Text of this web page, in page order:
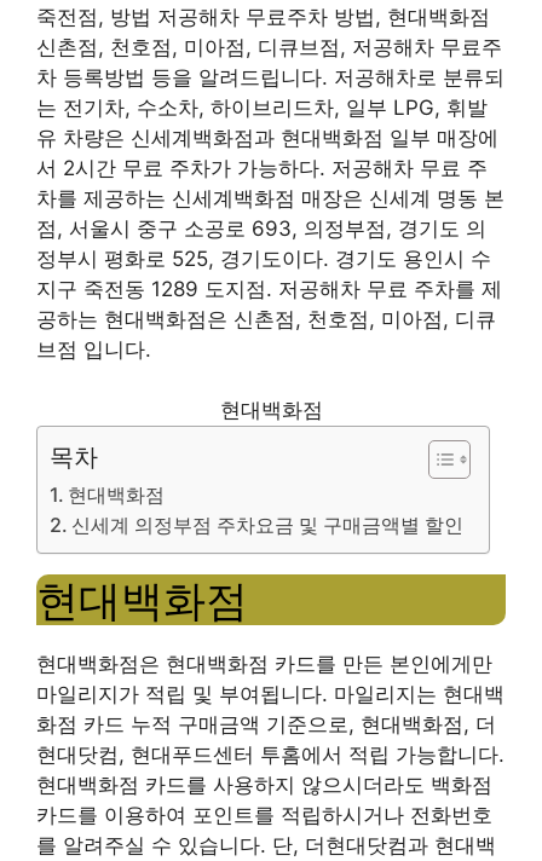
죽전점, 방법 저공해차 무료주차 방법, 현대백화점
신촌점, 천호점, 미아점, 디큐브점, 저공해차 무료주
차 등록방법 등을 알려드립니다. 저공해차로 분류되
는 전기차, 수소차, 하이브리드차, 일부 LPG, 휘발
유 차량은 신세계백화점과 현대백화점 일부 매장에
서 2시간 무료 주차가 가능하다. 저공해차 무료 주
차를 제공하는 신세계백화점 매장은 신세계 명동 본
점, 서울시 중구 소공로 693, 의정부점, 경기도 의
정부시 평화로 525, 경기도이다. 경기도 용인시 수
지구 죽전동 1289 도지점. 저공해차 무료 주차를 제
공하는 현대백화점은 신촌점, 천호점, 미아점, 디큐
브점 입니다.
현대백화점
목차
현대백화점
신세계 의정부점 주차요금 및 구매금액별 할인
현대백화점
현대백화점은 현대백화점 카드를 만든 본인에게만
마일리지가 적립 및 부여됩니다. 마일리지는 현대백
화점 카드 누적 구매금액 기준으로, 현대백화점, 더
현대닷컴, 현대푸드센터 투홈에서 적립 가능합니다.
현대백화점 카드를 사용하지 않으시더라도 백화점
카드를 이용하여 포인트를 적립하시거나 전화번호
를 알려주실 수 있습니다. 단, 더현대닷컴과 현대백